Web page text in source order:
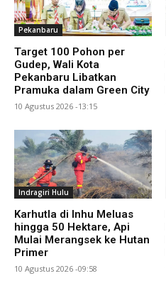
Pekanbaru
Target 100 Pohon per
Gudep, Wali Kota
Pekanbaru Libatkan
Pramuka dalam Green City
10 Agustus 2026 -13:15
Indragiri Hulu
Karhutla di Inhu Meluas
hingga 50 Hektare, Api
Mulai Merangsek ke Hutan
Primer
10 Agustus 2026 -09:58